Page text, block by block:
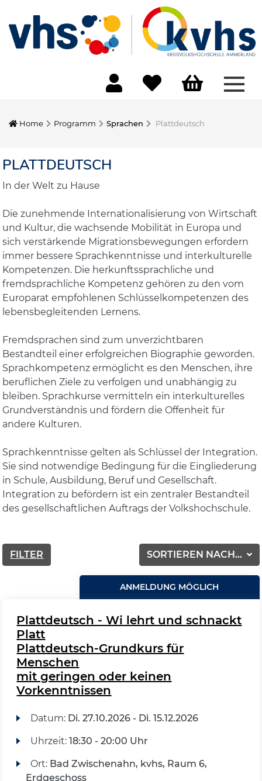
Home Programm Sprachen Plattdeutsch
PLATTDEUTSCH
In der Welt zu Hause
Die zunehmende Internationalisierung von Wirtschaft
und Kultur, die wachsende Mobilität in Europa und
sich verstärkende Migrationsbewegungen erfordern
immer bessere Sprachkenntnisse und interkulturelle
Kompetenzen. Die herkunftssprachliche und
fremdsprachliche Kompetenz gehören zu den vom
Europarat empfohlenen Schlüsselkompetenzen des
lebensbegleitenden Lernens.
Fremdsprachen sind zum unverzichtbaren
Bestandteil einer erfolgreichen Biographie geworden.
Sprachkompetenz ermöglicht es den Menschen, ihre
beruflichen Ziele zu verfolgen und unabhängig zu
bleiben. Sprachkurse vermitteln ein interkulturelles
Grundverständnis und fördern die Offenheit für
andere Kulturen.
Sprachkenntnisse gelten als Schlüssel der Integration.
Sie sind notwendige Bedingung für die Eingliederung
in Schule, Ausbildung, Beruf und Gesellschaft.
Integration zu befördern ist ein zentraler Bestandteil
des gesellschaftlichen Auftrags der Volkshochschule.
SORTIEREN NACH...
FILTER
ANMELDUNG MÖGLICH
Plattdeutsch - Wi lehrt und schnackt
Platt
Plattdeutsch-Grundkurs für
Menschen
mit geringen oder keinen
Vorkenntnissen
Datum: Di. 27.10.2026 - Di. 15.12.2026
Uhrzeit: 18:30 - 20:00 Uhr
Ort: Bad Zwischenahn, kvhs, Raum 6,
Erdgeschoss